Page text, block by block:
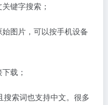
键字搜索；
图片，可以按手机设备
载；
索词也支持中文。很多